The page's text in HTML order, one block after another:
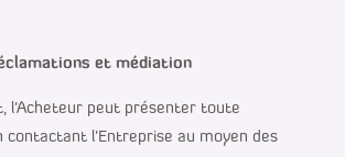
et médiation
l’Acheteur peut présenter toute
contactant l’Entreprise au moyen des